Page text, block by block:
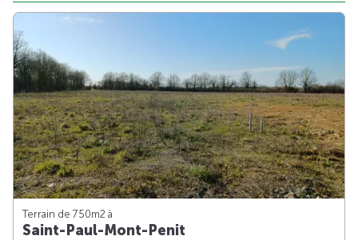
Terrain de 750m2 à
Saint-Paul-Mont-Penit